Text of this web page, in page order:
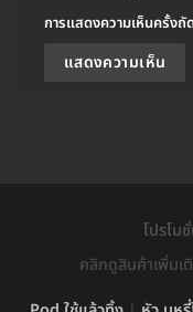
การแสดงความเห็นครั้งถั
โปรโม
คลิกดูสินค้าเพิ่มเ